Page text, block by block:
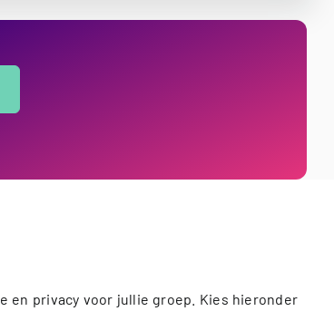
en privacy voor jullie groep. Kies hieronder